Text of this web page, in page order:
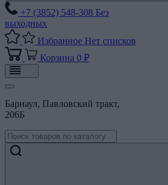
+7 (3852) 548-308 Без
выходных
Избранное Нет списков
Корзина 0 ₽
Барнаул, Павловский тракт,
206Б